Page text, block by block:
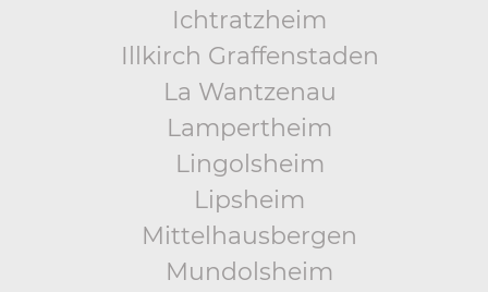
Ichtratzheim
Illkirch Graffenstaden
La Wantzenau
Lampertheim
Lingolsheim
Lipsheim
Mittelhausbergen
Mundolsheim